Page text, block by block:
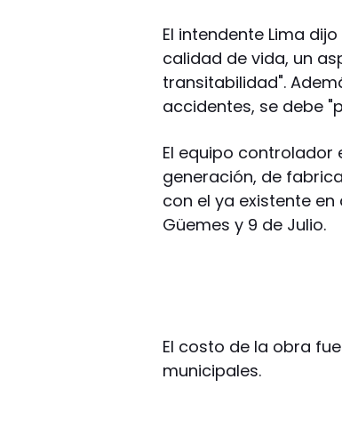
El intendente Lima
calidad de vida, un
transitabilidad".
accidentes, se debe
El equipo
generación, de
con el ya existente en
Güemes y 9 de Julio.
El costo de la obra
municipales.